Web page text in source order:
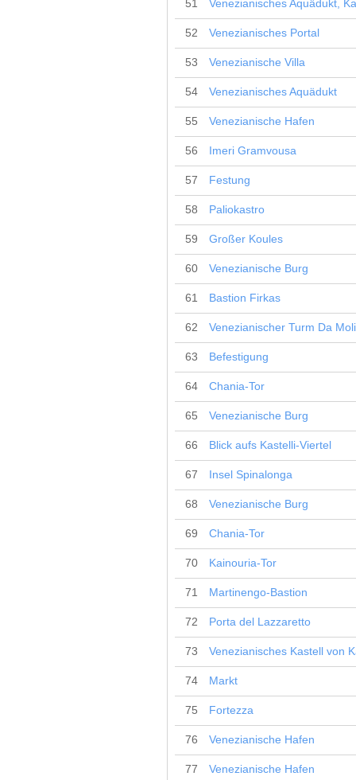
51 Venezianisches Aquädukt,
52 Venezianisches Portal
53 Venezianische Villa
54 Venezianisches Aquädukt
55 Venezianische Hafen
56 Imeri Gramvousa
57 Festung
58 Paliokastro
59 Großer Koules
60 Venezianische Burg
61 Bastion Firkas
62 Venezianischer Turm Da
63 Befestigung
64 Chania-Tor
65 Venezianische Burg
66 Blick aufs Kastelli-Viertel
67 Insel Spinalonga
68 Venezianische Burg
69 Chania-Tor
70 Kainouria-Tor
71 Martinengo-Bastion
72 Porta del Lazzaretto
73 Venezianisches Kastell von
74 Markt
75 Fortezza
76 Venezianische Hafen
77 Venezianische Hafen